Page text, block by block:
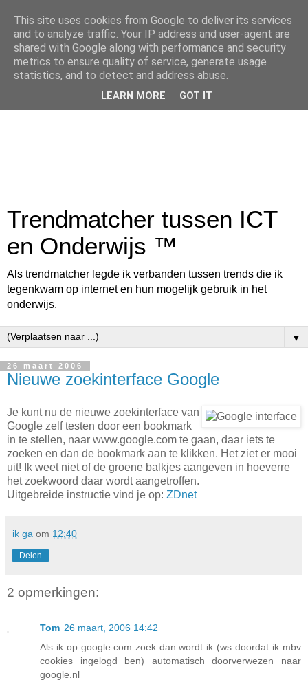
Trendmatcher tussen ICT
en Onderwijs ™
Als trendmatcher legde ik verbanden tussen trends die ik
tegenkwam op internet en hun mogelijk gebruik in het
onderwijs.
▼
26 maart 2006
Nieuwe zoekinterface Google
Je kunt nu de nieuwe zoekinterface van
Google zelf testen door een bookmark
in te stellen, naar www.google.com te gaan, daar iets te
zoeken en dan de bookmark aan te klikken. Het ziet er mooi
uit! Ik weet niet of de groene balkjes aangeven in hoeverre
het zoekwoord daar wordt aangetroffen.
Uitgebreide instructie vind je op: ZDnet
ik ga om 12:40
Delen
2 opmerkingen:
Tom 26 maart, 2006 14:42
Als ik op google.com zoek dan wordt ik (ws doordat ik mbv
cookies ingelogd ben) automatisch doorverwezen naar
google.nl
This site uses cookies from Google to deliver its services
and to analyze traffic. Your IP address and user-agent are
shared with Google along with performance and security
metrics to ensure quality of service, generate usage
statistics, and to detect and address abuse.
LEARN MORE GOT IT